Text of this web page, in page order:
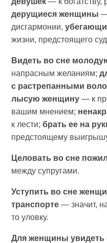
дерущиеся женщины —
дисгармонии,
жизни, предстоящего
Видеть во сне
напрасным желаниям;
с растрепанными
лысую женщину — к
вашим мнением;
к лести;брать ее на
предстоящему
Целовать во сне
между супругами.
Уступить во сне
транспорте — значит,
то уловку.
Для женщины увидеть